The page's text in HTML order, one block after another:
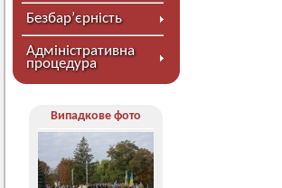
Безбар’єрність
Адміністративна
процедура
Випадкове фото